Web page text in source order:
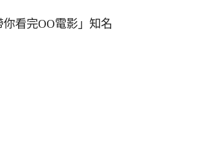
看完OO電影」知名